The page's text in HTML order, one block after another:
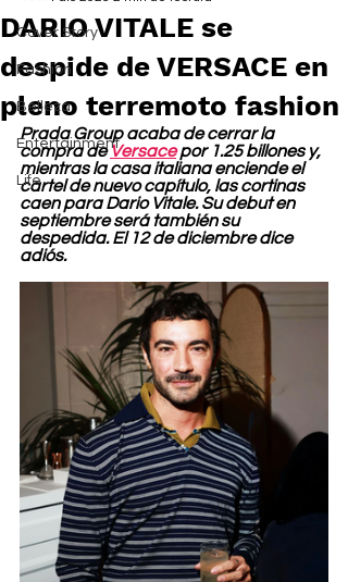
Cover Story
Fashion
Belleza
Entertainment
Life
DARIO VITALE se
despide de VERSACE en
pleno terremoto fashion
Prada Group acaba de cerrar la
compra de Versace por 1.25 billones y,
mientras la casa italiana enciende el
cartel de nuevo capítulo, las cortinas
caen para Dario Vitale. Su debut en
septiembre será también su
despedida. El 12 de diciembre dice
adiós.